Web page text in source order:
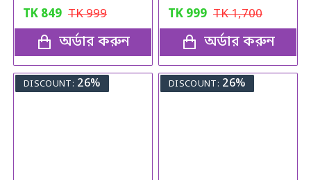
TK 849 TK999
অর্ডার করুন
TK 999 TK1,700
অর্ডার করুন
DISCOUNT: 26% DISCOUNT: 26%